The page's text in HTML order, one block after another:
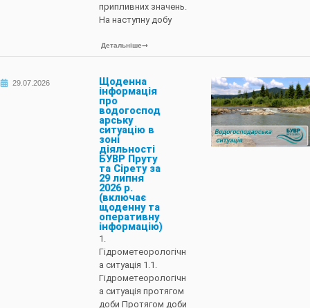
припливних значень.
На наступну добу
Детальніше
29.07.2026
Щоденна
інформація
про
водогоспод
арську
ситуацію в
зоні
діяльності
БУВР Пруту
та Сірету за
29 липня
2026 р.
(включає
щоденну та
оперативну
інформацію)
1.
Гідрометеорологічн
а ситуація 1.1.
Гідрометеорологічн
а ситуація протягом
доби Протягом доби